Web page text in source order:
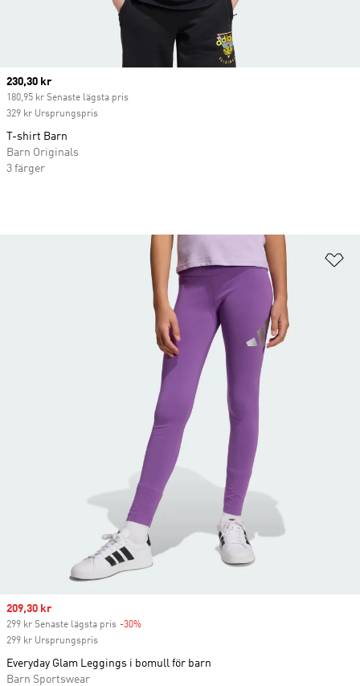
Current price
230,30 kr
180,95 kr Senaste lägsta pris
329 kr Ursprungspris
T-shirt Barn
Barn Originals
3 färger
Sale price
209,30 kr
299 kr Senaste lägsta pris -30%
299 kr Ursprungspris
Everyday Glam Leggings i bomull för barn
Barn Sportswear